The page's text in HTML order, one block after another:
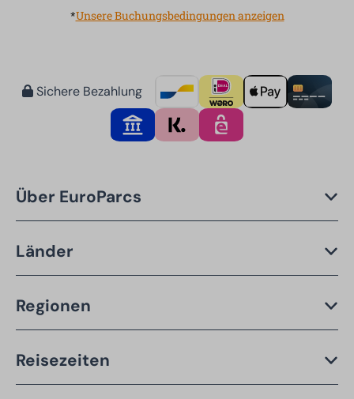
*Unsere Buchungsbedingungen anzeigen
Sichere Bezahlung
Über EuroParcs
Länder
Regionen
Reisezeiten